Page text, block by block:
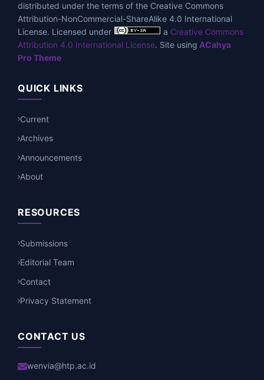
distributed under the terms of the Creative Commons
Attribution-NonCommercial-ShareAlike 4.0 International
License. Licensed under
a Creative Commons
Attribution 4.0 International License. Site using ACahya
Pro Theme
QUICK LINKS
Current
Archives
Announcements
About
RESOURCES
Submissions
Editorial Team
Contact
Privacy Statement
CONTACT US
wenvia@htp.ac.id